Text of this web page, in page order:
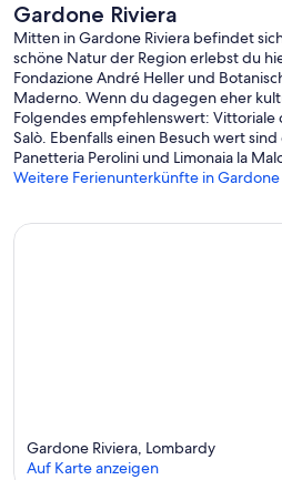
Gardone Riviera
Mitten in Gardone Riviera befindet
schöne Natur der Region erlebst du
Fondazione André Heller und
Maderno. Wenn du dagegen eher
Folgendes empfehlenswert: Vittoriale
Salò. Ebenfalls einen Besuch wert
Panetteria Perolini und Limonaia la
Weitere Ferienunterkünfte in Gardone
Gardone Riviera, Lombardy
Auf Karte anzeigen